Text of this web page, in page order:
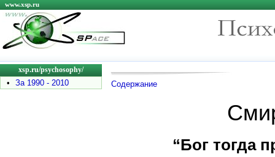
www.xsp.ru
xsp.ru/psychosophy/
• За 1990 - 2010 Содержание
“Бог тогда